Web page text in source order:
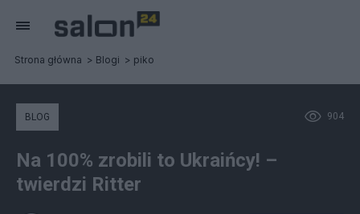
Strona główna Blogi piko
904
BLOG
Na 100% zrobili to Ukraińcy! –
twierdzi Ritter